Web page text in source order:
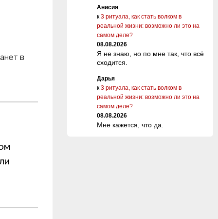
в
Анисия
к 3 ритуала, как стать волком в
реальной жизни: возможно ли это на
самом деле?
08.08.2026
Я не знаю, но по мне так, что всё
сходится.
Дарья
к 3 ритуала, как стать волком в
реальной жизни: возможно ли это на
самом деле?
08.08.2026
Мне кажется, что да.